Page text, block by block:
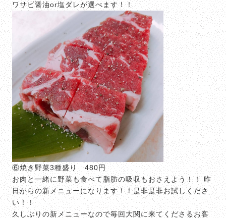
ワサビ醤油or塩ダレが選べます！！
⑥焼き野菜3種盛り 480円
お肉と一緒に野菜も食べて脂肪の吸収もおさえよう！！ 昨
日からの新メニューになります！！是非是非お試しくださ
い！！
久しぶりの新メニューなので毎回大関に来てくださるお客